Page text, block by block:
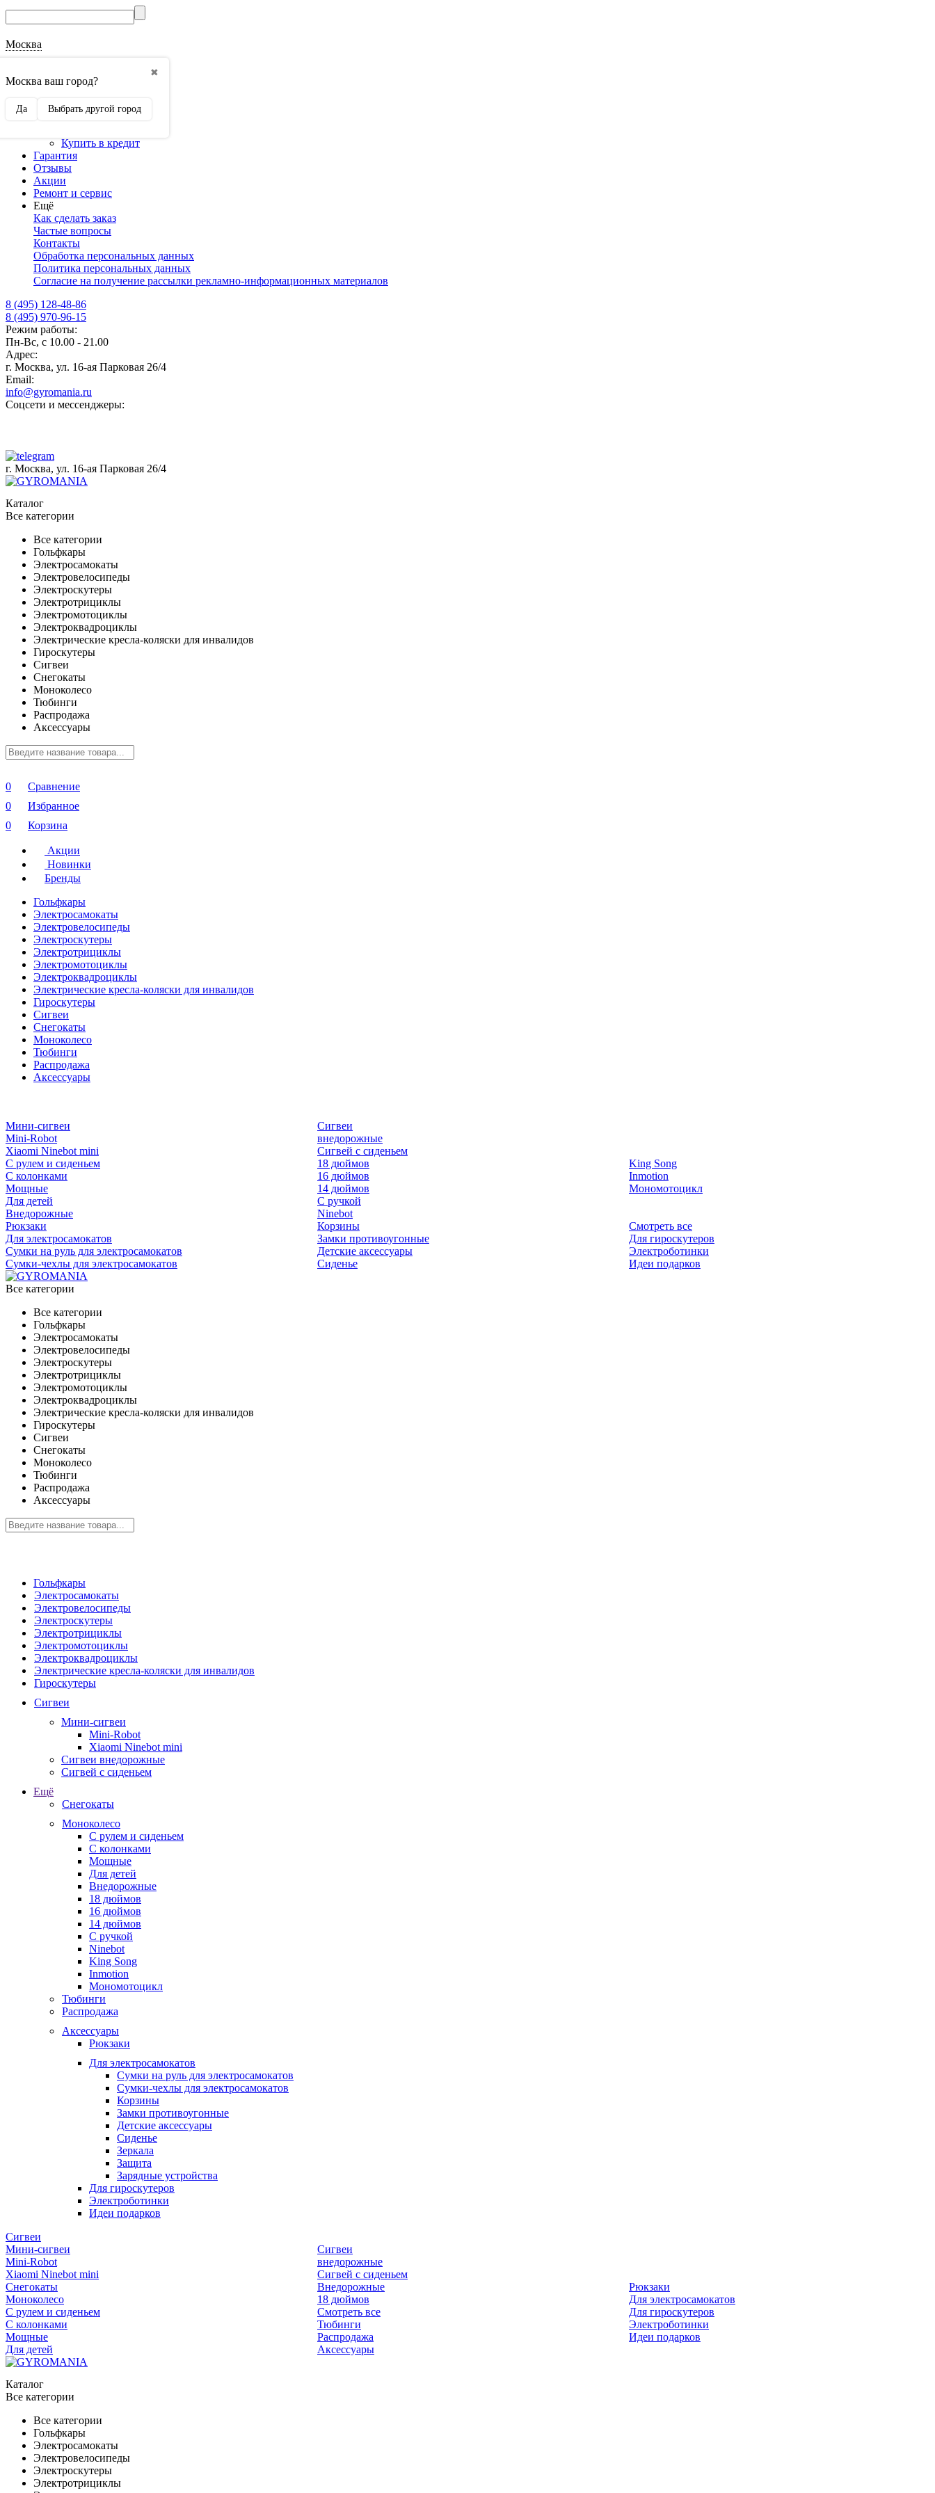
Москва
✖
Москва ваш город?
Да Выбрать другой город
Наши реквизиты
Оптовикам
Сотрудничество
Купить в кредит
Гарантия
Отзывы
Акции
Ремонт и сервис
Ещё
Как сделать заказ
Частые вопросы
Контакты
Обработка персональных данных
Политика персональных данных
Согласие на получение рассылки рекламно-информационных материалов
8 (495) 128-48-86
8 (495) 970-96-15
Режим работы:
Пн-Вс, с 10.00 - 21.00
Адрес:
г. Москва, ул. 16-ая Парковая 26/4
Email:
info@gyromania.ru
Соцсети и мессенджеры:
г. Москва, ул. 16-ая Парковая 26/4
Каталог
Все категории
Все категории
Гольфкары
Электросамокаты
Электровелосипеды
Электроскутеры
Электротрициклы
Электромотоциклы
Электроквадроциклы
Электрические кресла-коляски для инвалидов
Гироскутеры
Сигвеи
Снегокаты
Моноколесо
Тюбинги
Распродажа
Аксессуары
0
Сравнение
0
Избранное
0
Корзина
Акции
Новинки
Бренды
Гольфкары
Электросамокаты
Электровелосипеды
Электроскутеры
Электротрициклы
Электромотоциклы
Электроквадроциклы
Электрические кресла-коляски для инвалидов
Гироскутеры
Сигвеи
Снегокаты
Моноколесо
Тюбинги
Распродажа
Аксессуары
Мини-сигвеи
Mini-Robot
Xiaomi Ninebot mini
Сигвеи
внедорожные
Сигвей с сиденьем
С рулем и сиденьем
С колонками
Мощные
Для детей
Внедорожные
18 дюймов
16 дюймов
14 дюймов
С ручкой
Ninebot
King Song
Inmotion
Мономотоцикл
Рюкзаки
Для электросамокатов
Сумки на руль для электросамокатов
Сумки-чехлы для электросамокатов
Корзины
Замки противоугонные
Детские аксессуары
Сиденье
Смотреть все
Для гироскутеров
Электроботинки
Идеи подарков
Все категории
Все категории
Гольфкары
Электросамокаты
Электровелосипеды
Электроскутеры
Электротрициклы
Электромотоциклы
Электроквадроциклы
Электрические кресла-коляски для инвалидов
Гироскутеры
Сигвеи
Снегокаты
Моноколесо
Тюбинги
Распродажа
Аксессуары
Гольфкары
Электросамокаты
Электровелосипеды
Электроскутеры
Электротрициклы
Электромотоциклы
Электроквадроциклы
Электрические кресла-коляски для инвалидов
Гироскутеры
Сигвеи
Мини-сигвеи
Mini-Robot
Xiaomi Ninebot mini
Сигвеи внедорожные
Сигвей с сиденьем
Ещё
Снегокаты
Моноколесо
С рулем и сиденьем
С колонками
Мощные
Для детей
Внедорожные
18 дюймов
16 дюймов
14 дюймов
С ручкой
Ninebot
King Song
Inmotion
Мономотоцикл
Тюбинги
Распродажа
Аксессуары
Рюкзаки
Для электросамокатов
Сумки на руль для электросамокатов
Сумки-чехлы для электросамокатов
Корзины
Замки противоугонные
Детские аксессуары
Сиденье
Зеркала
Защита
Зарядные устройства
Для гироскутеров
Электроботинки
Идеи подарков
Сигвеи
Мини-сигвеи
Mini-Robot
Xiaomi Ninebot mini
Сигвеи
внедорожные
Сигвей с сиденьем
Снегокаты
Моноколесо
С рулем и сиденьем
С колонками
Мощные
Для детей
Внедорожные
18 дюймов
Смотреть все
Тюбинги
Распродажа
Аксессуары
Рюкзаки
Для электросамокатов
Для гироскутеров
Электроботинки
Идеи подарков
Каталог
Все категории
Все категории
Гольфкары
Электросамокаты
Электровелосипеды
Электроскутеры
Электротрициклы